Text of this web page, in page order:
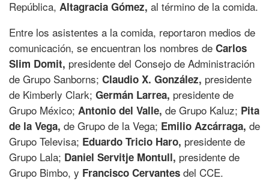
República, Altagracia Gómez, al término de la comida.
Entre los asistentes a la comida, reportaron medios de
comunicación, se encuentran los nombres de Carlos
Slim Domit, presidente del Consejo de Administración
de Grupo Sanborns; Claudio X. González, presidente
de Kimberly Clark; Germán Larrea, presidente de
Grupo México; Antonio del Valle, de Grupo Kaluz; Pita
de la Vega, de Grupo de la Vega; Emilio Azcárraga, de
Grupo Televisa; Eduardo Tricio Haro, presidente de
Grupo Lala; Daniel Servitje Montull, presidente de
Grupo Bimbo, y Francisco Cervantes del CCE.